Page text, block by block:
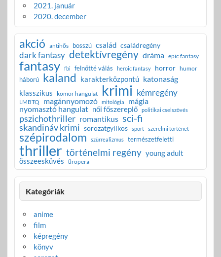
2021. január
2020. december
akció antihős bosszú család családregény
dark fantasy detektívregény dráma epic fantasy
fantasy fbi felnőtté válás heroic fantasy horror humor
háború kaland karakterközpontú katonaság
klasszikus komor hangulat krimi kémregény
LMBTQ magánnyomozó mitológia mágia
nyomasztó hangulat női főszereplő politikai cselszövés
pszichothriller romantikus sci-fi
skandináv krimi sorozatgyilkos sport szerelmi történet
szépirodalom szürrealizmus természetfeletti
thriller történelmi regény young adult
összeesküvés űropera
Kategóriák
anime
film
képregény
könyv